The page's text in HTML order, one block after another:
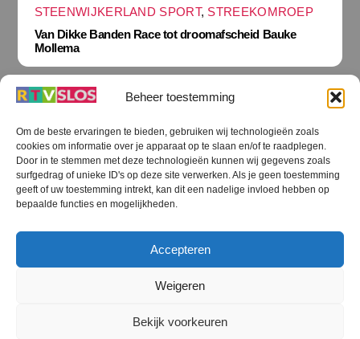
Beheer toestemming
Om de beste ervaringen te bieden, gebruiken wij technologieën zoals
cookies om informatie over je apparaat op te slaan en/of te raadplegen.
Door in te stemmen met deze technologieën kunnen wij gegevens zoals
surfgedrag of unieke ID's op deze site verwerken. Als je geen toestemming
geeft of uw toestemming intrekt, kan dit een nadelige invloed hebben op
bepaalde functies en mogelijkheden.
Accepteren
Weigeren
Bekijk voorkeuren
STEENWIJKERLAND SPORT, STREEKOMROEP
Van Dikke Banden Race tot droomafscheid Bauke
Mollema
Terug
naar
boven
RTV SLOS
RTV SLOS ANBI